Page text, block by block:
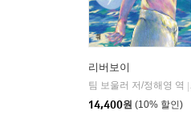
리버보이
팀 보울러 저/정해영 역
14,400원 (10% 할인)